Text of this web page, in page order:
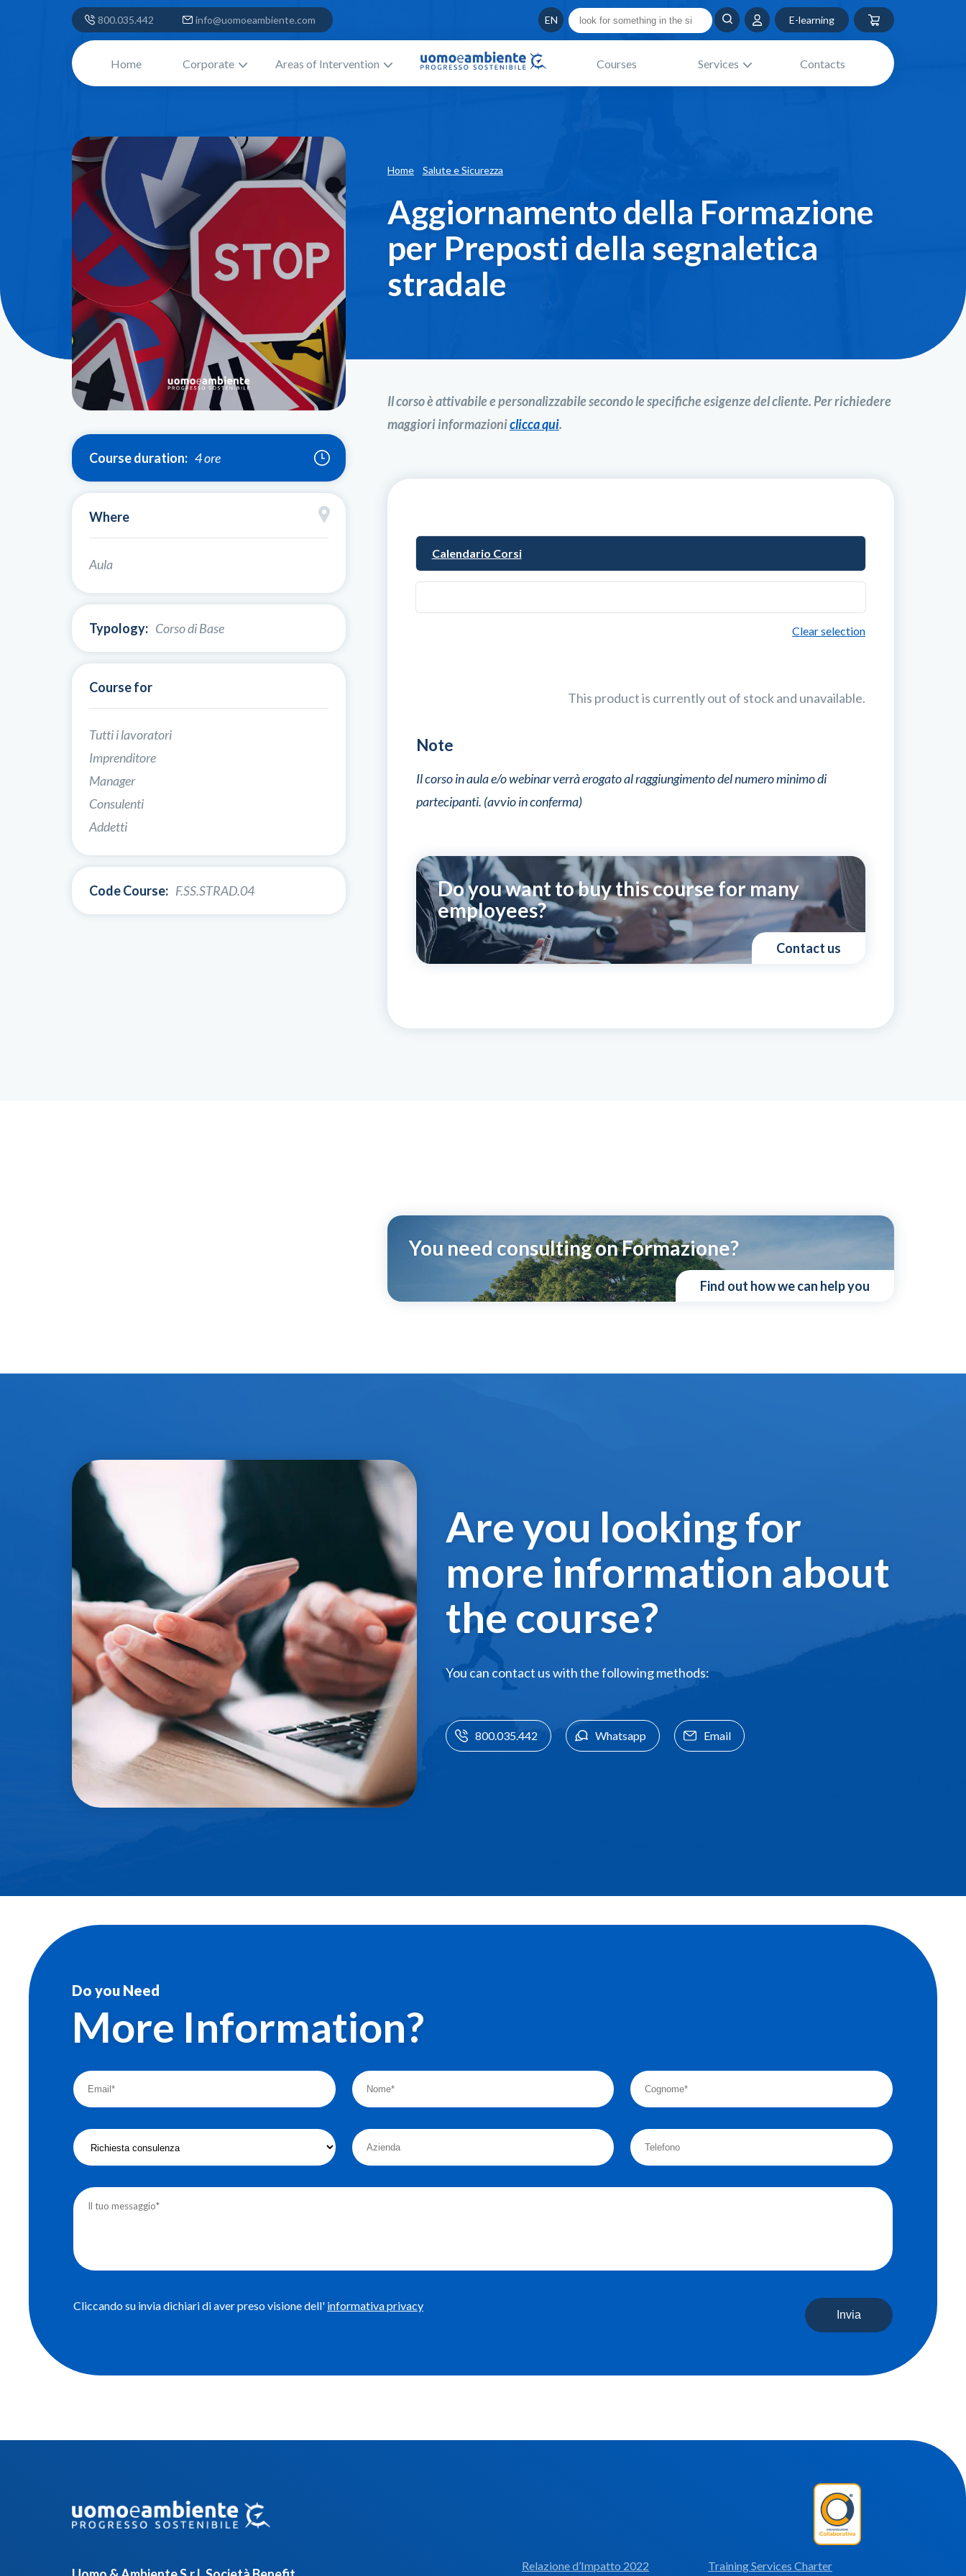
800.035.442 info@uomoeambiente.com EN E-learning
Home Corporate Areas of Intervention Courses Services Contacts
Home Salute e Sicurezza
Aggiornamento della Formazione
per Preposti della segnaletica
stradale
Course duration: 4 ore
Where
Aula
Typology: Corso di Base
Course for
Tutti i lavoratori
Imprenditore
Manager
Consulenti
Addetti
Code Course: F.SS.STRAD.04
Il corso è attivabile e personalizzabile secondo le specifiche esigenze del cliente. Per richiedere
maggiori informazioniclicca qui.
Calendario Corsi
Clear selection
This product is currently out of stock and unavailable.
Note
Il corso in aula e/o webinar verrà erogato al raggiungimento del numero minimo di
partecipanti. (avvio in conferma)
Do you want to buy this course for many
employees?
Contact us
You need consulting on Formazione?
Find out how we can help you
Are you looking for
more information about
the course?
You can contact us with the following methods:
800.035.442 Whatsapp Email
Do you Need
More Information?
Cliccando su invia dichiari di aver preso visione dell' informativa privacy
Invia
Relazione d’Impatto 2022 Training Services Charter